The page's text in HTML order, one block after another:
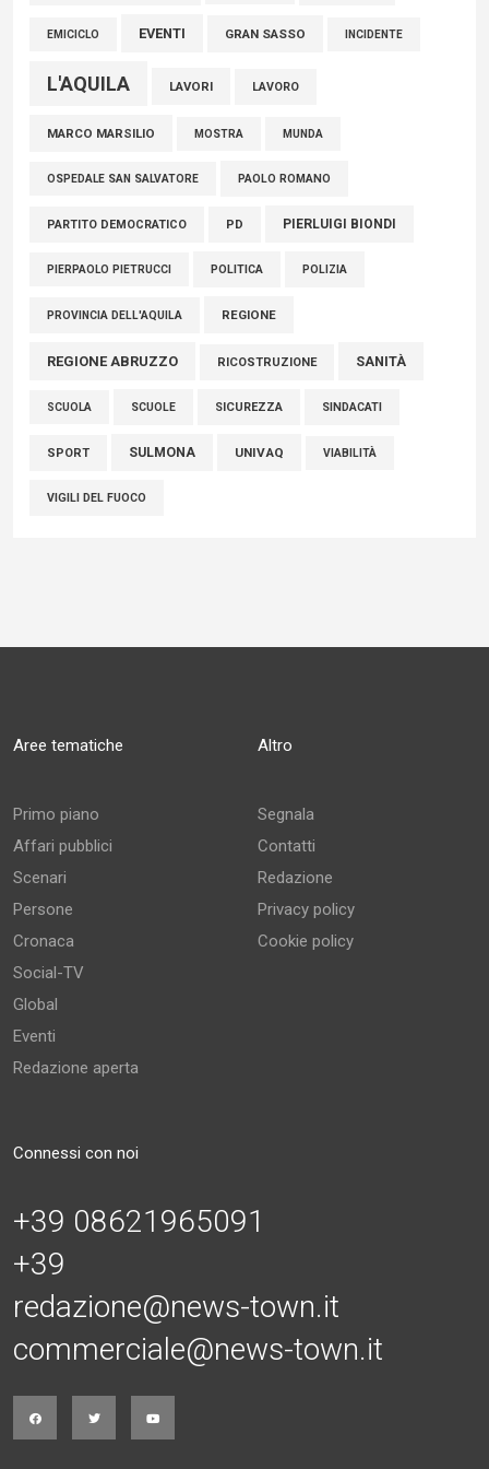
EMICICLO EVENTI GRAN SASSO INCIDENTE
L'AQUILA LAVORI LAVORO
MARCO MARSILIO MOSTRA MUNDA
OSPEDALE SAN SALVATORE PAOLO ROMANO
PARTITO DEMOCRATICO PD PIERLUIGI BIONDI
PIERPAOLO PIETRUCCI POLITICA POLIZIA
PROVINCIA DELL'AQUILA REGIONE
REGIONE ABRUZZO RICOSTRUZIONE SANITÀ
SCUOLA SCUOLE SICUREZZA SINDACATI
SPORT SULMONA UNIVAQ VIABILITÀ
VIGILI DEL FUOCO
Aree tematiche
Primo piano
Affari pubblici
Scenari
Persone
Cronaca
Social-TV
Global
Eventi
Redazione aperta
Altro
Segnala
Contatti
Redazione
Privacy policy
Cookie policy
Connessi con noi
+39 08621965091
+39
redazione@news-town.it
commerciale@news-town.it